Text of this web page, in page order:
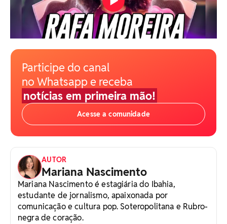
Participe do canal
no Whatsapp e receba
notícias em primeira mão!
Acesse a comunidade
AUTOR
Mariana Nascimento
Mariana Nascimento é estagiária do Ibahia,
estudante de jornalismo, apaixonada por
comunicação e cultura pop. Soteropolitana e Rubro-
negra de coração.